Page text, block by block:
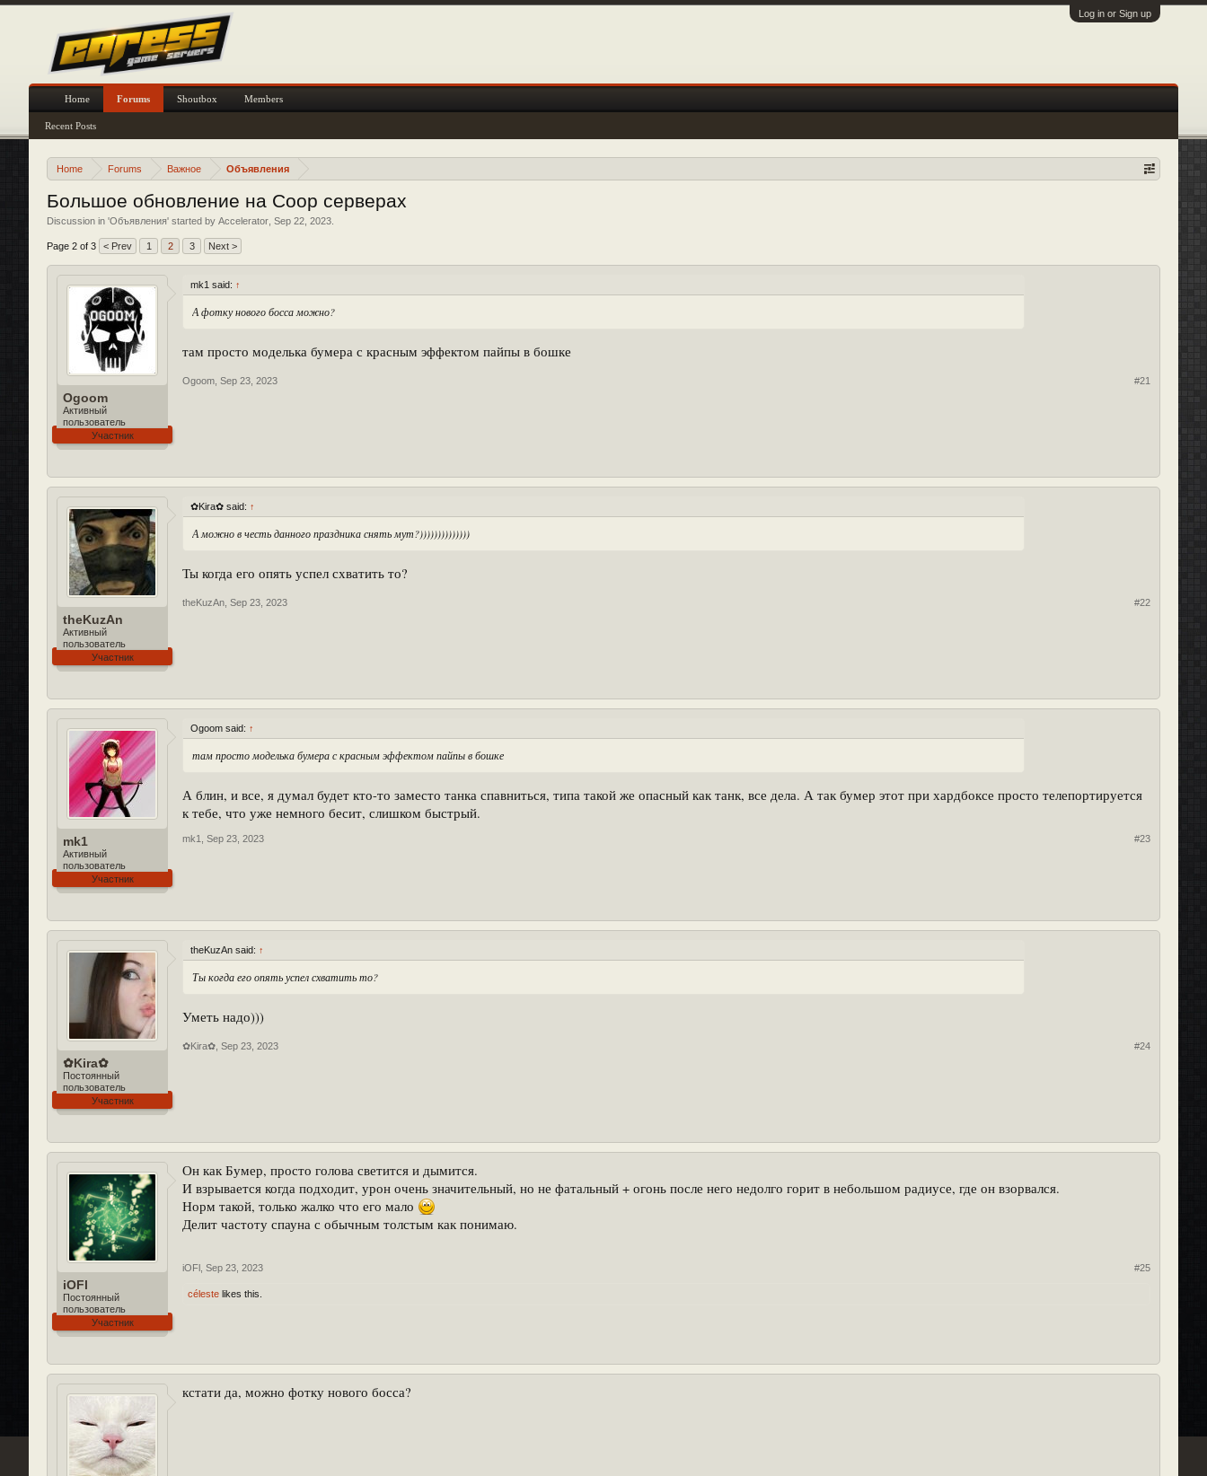
Log in or Sign up
Home Forums Важное Объявления
Большое обновление на Coop серверах
Discussion in 'Объявления' started by Accelerator Sep 22, 2023
Page 2 of 3 < Prev 1 2 3 Next >
Ogoom
Активный
пользователь
Участник
mk1 said: ↑
А фотку нового босса можно?
там просто моделька бумера с красным эффектом пайпы в бошке
Ogoom Sep 23, 2023 #21
theKuzAn
Активный
пользователь
Участник
✿Kira✿ said: ↑
А можно в честь данного праздника снять мут?))))))))))))))
Ты когда его опять успел схватить то?
theKuzAn Sep 23, 2023 #22
mk1
Активный
пользователь
Участник
Ogoom said: ↑
там просто моделька бумера с красным эффектом пайпы в бошке
А блин, и все, я думал будет кто-то заместо танка спавниться, типа такой же опасный как танк, все дела. А так бумер этот при хардбоксе просто телепортируется
к тебе, что уже немного бесит, слишком быстрый.
mk1 Sep 23, 2023 #23
✿Kira✿
Постоянный
пользователь
Участник
theKuzAn said: ↑
Ты когда его опять успел схватить то?
Уметь надо)))
✿Kira✿ Sep 23, 2023 #24
iOFl
Постоянный
пользователь
Участник
Он как Бумер, просто голова светится и дымится.
И взрывается когда подходит, урон очень значительный, но не фатальный + огонь после него недолго горит в небольшом радиусе, где он взорвался.
Норм такой, только жалко что его мало
Делит частоту спауна с обычным толстым как понимаю.
iOFl Sep 23, 2023 #25
céleste likes this.
кстати да, можно фотку нового босса?
Home Forums
Recent Posts
Shoutbox Members